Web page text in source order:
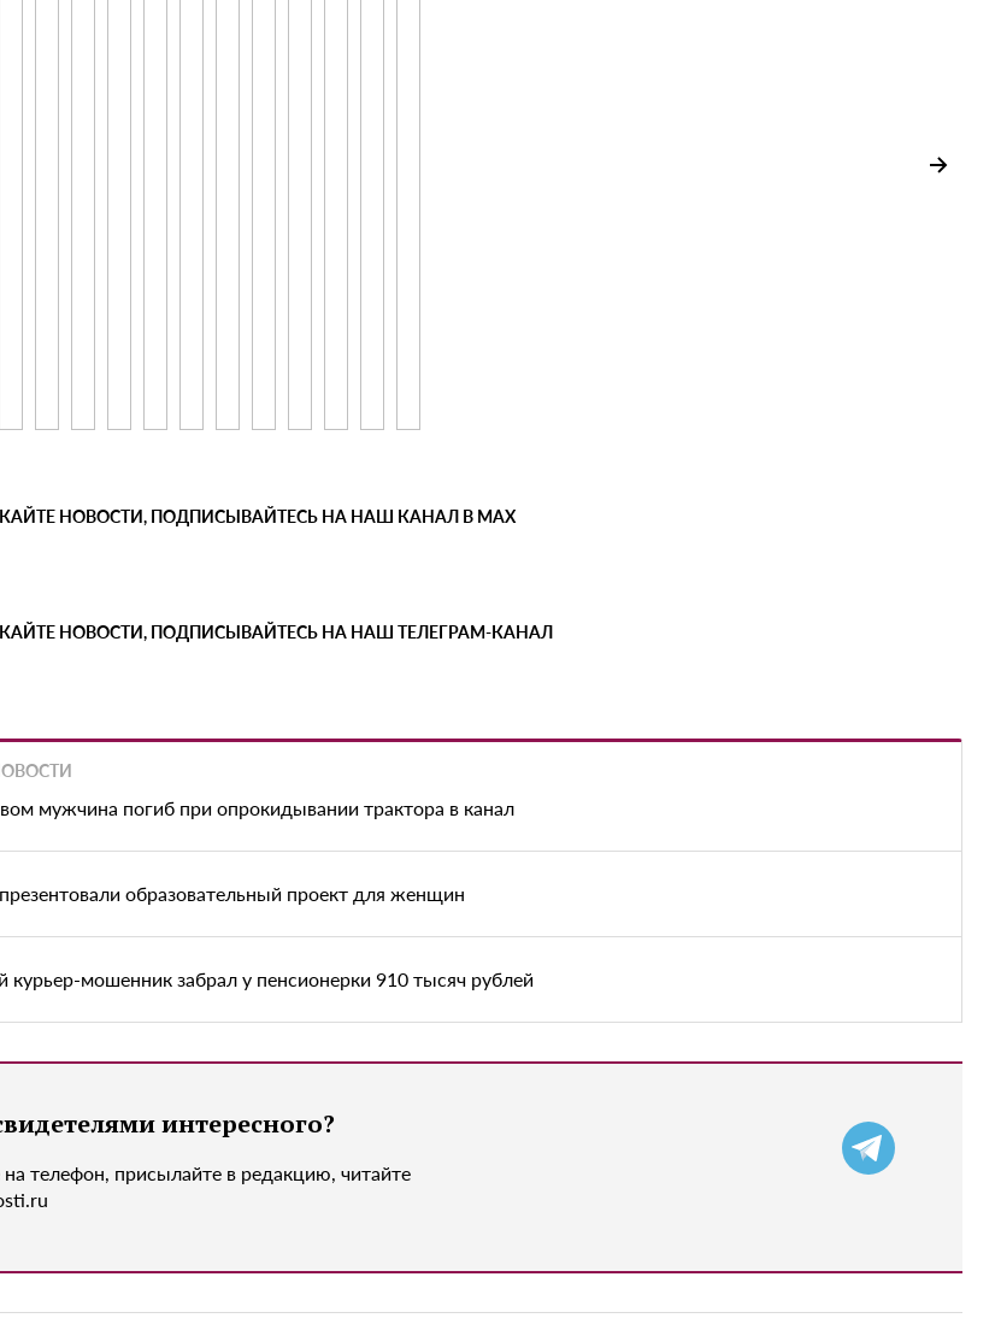
НОВОСТИ, ПОДПИСЫВАЙТЕСЬ НА НАШ КАНАЛ В MAX
НОВОСТИ, ПОДПИСЫВАЙТЕСЬ НА НАШ ТЕЛЕГРАМ-КАНАЛ
мужчина погиб при опрокидывании трактора в канал
образовательный проект для женщин
курьер-мошенник забрал у пенсионерки 910 тысяч рублей
интересного?
телефон, присылайте в редакцию, читайте